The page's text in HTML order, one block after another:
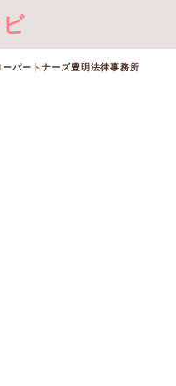
パートナーズ豊明法律事務所